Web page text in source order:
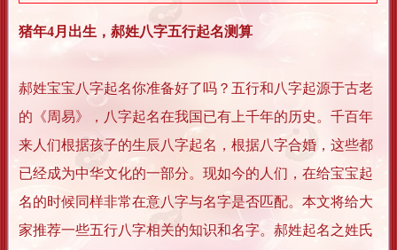
猪年4月出生，郝姓八字五行起名测算
郝姓宝宝八字起名你准备好了吗？五行和八字起源于古老
的《周易》，八字起名在我国已有上千年的历史。千百年
来人们根据孩子的生辰八字起名，根据八字合婚，这些都
已经成为中华文化的一部分。现如今的人们，在给宝宝起
名的时候同样非常在意八字与名字是否匹配。本文将给大
家推荐一些五行八字相关的知识和名字。郝姓起名之姓氏